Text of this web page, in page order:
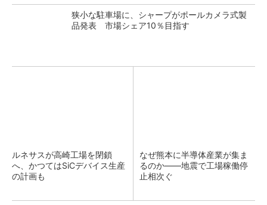
狭小な駐車場に、シャープがポールカメラ式製
品発表 市場シェア10％目指す
ルネサスが高崎工場を閉鎖
へ、かつてはSiCデバイス生産
の計画も
なぜ熊本に半導体産業が集ま
るのか――地震で工場稼働停
止相次ぐ